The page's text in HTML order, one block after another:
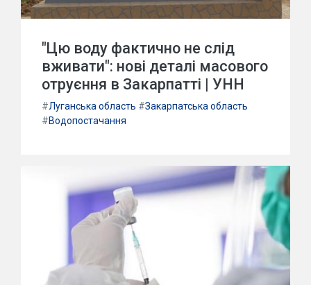
"Цю воду фактично не слід
вживати": нові деталі масового
отруєння в Закарпатті | УНН
#Луганська область #Закарпатська область
#Водопостачання